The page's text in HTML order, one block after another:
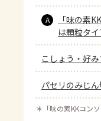
A
「味の素
は顆粒タ
こしょう・好み
パセリのみじ
＊ 「味の素KKコン